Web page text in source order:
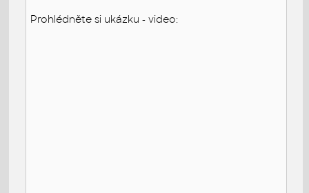
Prohlédněte si ukázku - video: